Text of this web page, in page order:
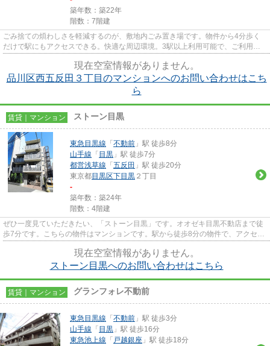
築年数：築22年
階数：7階建
ごみ捨ての煩わしさを軽減するのが、敷地内ごみ置き場です。物件から4分歩く
だけで駅にもアクセスできる。快適な周辺環境。3駅以上利用可能で、ご利用路
現在空室情報がありません。
品川区西五反田３丁目のマンションへのお問い合わせはこち
ら
賃貸｜マンション ストーン目黒
東急目黒線 「 不動前 」駅 徒歩8分
山手線 「 目黒 」駅 徒歩7分
都営浅草線 「 五反田 」駅 徒歩20分
東京都目黒区下目黒 ２丁目
-
築年数：築24年
階数：4階建
ぜひ一度見ていただきたい、「ストーン目黒」です。オオゼキ目黒不動店まで徒
歩7分です。こちらの物件はマンションです。駅から徒歩8分の物件で、アクセス
現在空室情報がありません。
ストーン目黒へのお問い合わせはこちら
賃貸｜マンション グランフォレ不動前
東急目黒線 「 不動前 」駅 徒歩3分
山手線 「 目黒 」駅 徒歩16分
東急池上線 「 戸越銀座 」駅 徒歩18分